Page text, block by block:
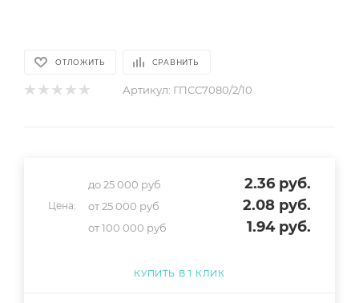
ОТЛОЖИТЬ СРАВНИТЬ
Артикул: ГПСС7080/2/10
Цена:
до 25 000 руб 2.36 руб.
от 25 000 руб 2.08 руб.
от 100 000 руб 1.94руб.
КУПИТЬ В 1 КЛИК